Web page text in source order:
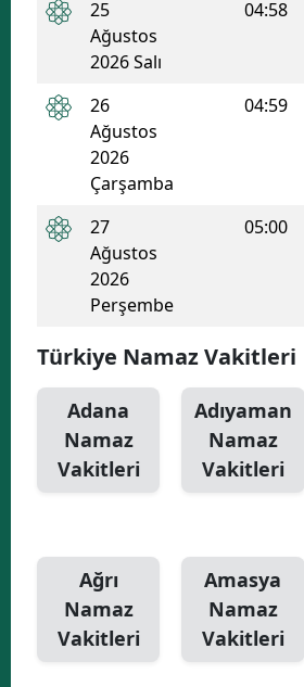
25
Ağustos
2026 Salı
04:58
26
Ağustos
2026
Çarşamba
04:59
27
Ağustos
2026
Perşembe
05:00
Türkiye Namaz Vakitleri
Adana
Namaz
Vakitleri
Adıyaman
Namaz
Vakitleri
Ağrı
Namaz
Vakitleri
Amasya
Namaz
Vakitleri